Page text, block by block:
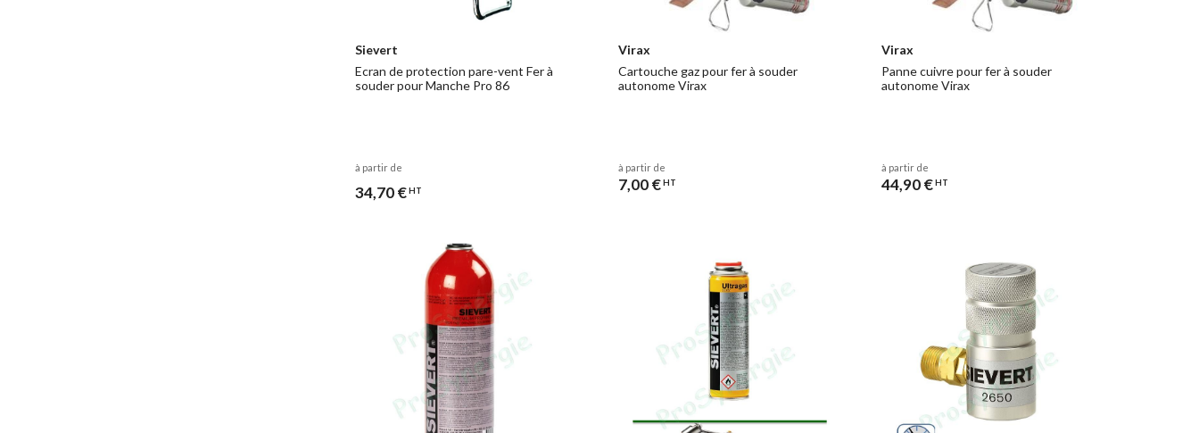
Sievert
Ecran de protection pare-vent Fer à
souder pour Manche Pro 86
à partir de
34,70 €HT
Virax
Cartouche gaz pour fer à souder
autonome Virax
à partir de
7,00 €HT
Virax
Panne cuivre pour fer à souder
autonome Virax
à partir de
44,90 €HT